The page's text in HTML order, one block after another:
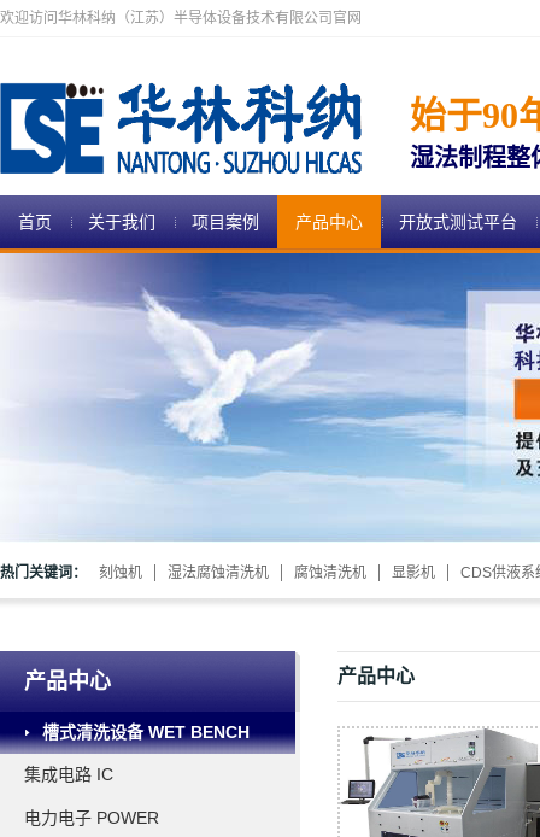
欢迎访问华林科纳（江苏）半导体设备技术有限公司官网
始于90
湿法制程整
首页 关于我们 项目案例 产品中心 开放式测试平台
热门关键词： 刻蚀机 湿法腐蚀清洗机 腐蚀清洗机 显影机 CDS供液系
产品中心
槽式清洗设备 WET BENCH
集成电路 IC
电力电子 POWER
产品中心